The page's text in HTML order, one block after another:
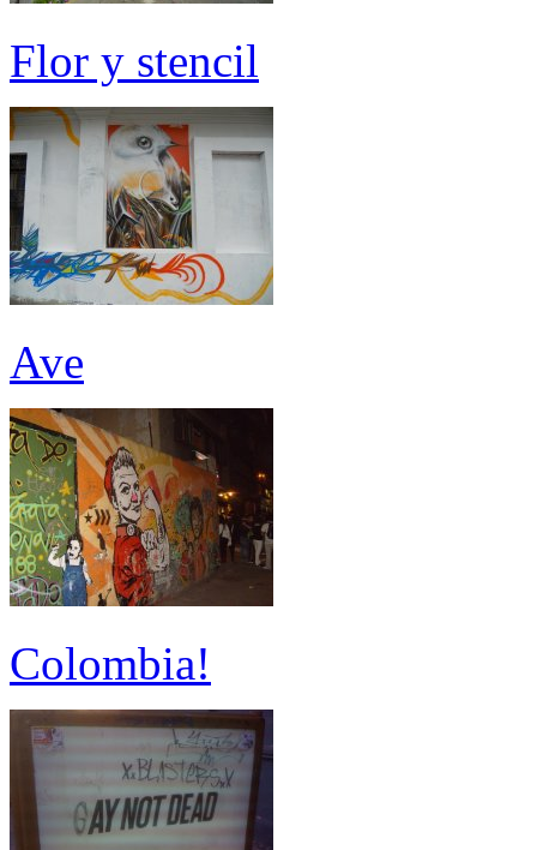
Flor y stencil
Ave
Colombia!